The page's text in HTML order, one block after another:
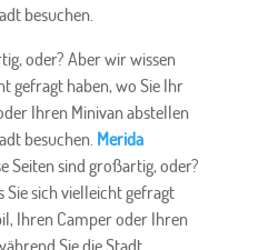
besuchen.
oder? Aber wir wissen
gefragt haben, wo Sie Ihr
Ihren Minivan abstellen
besuchen. Merida
Seiten sind großartig, oder?
Sie sich vielleicht gefragt
Ihren Camper oder Ihren
Sie die Stadt